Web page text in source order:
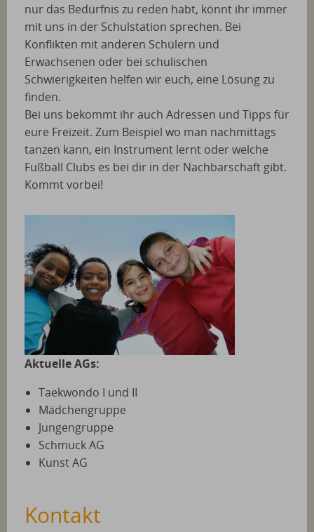
nur das Bedürfnis zu reden habt, könnt ihr immer
mit uns in der Schulstation sprechen. Bei
Konflikten mit anderen Schülern und
Erwachsenen oder bei schulischen
Schwierigkeiten helfen wir euch, eine Lösung zu
finden.
Bei uns bekommt ihr auch Adressen und Tipps für
eure Freizeit. Zum Beispiel wo man nachmittags
tanzen kann, ein Instrument lernt oder welche
Fußball Clubs es bei dir in der Nachbarschaft gibt.
Kommt vorbei!
Aktuelle AGs:
Taekwondo I und II
Mädchengruppe
Jungengruppe
Schmuck AG
Kunst AG
Kontakt